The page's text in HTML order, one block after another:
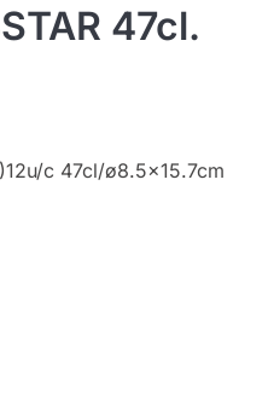
47cl.
c 47cl/ø8.5×15.7cm